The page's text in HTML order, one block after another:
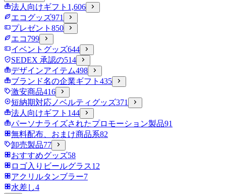
法人向けギフト 1,606
エコグッズ971
プレゼント 850
エコ 799
イベントグッズ644
SEDEX 承認の514
デザインアイテム498
ブランド名の企業ギフト 435
激安商品416
短納期対応ノベルティグッズ371
法人向けギフト 144
パーソナライズされたプロモーション製品91
無料配布、おまけ商品系82
卸売製品77
おすすめグッズ58
ロゴ入りビールグラス12
アクリルタンブラー7
水差し4